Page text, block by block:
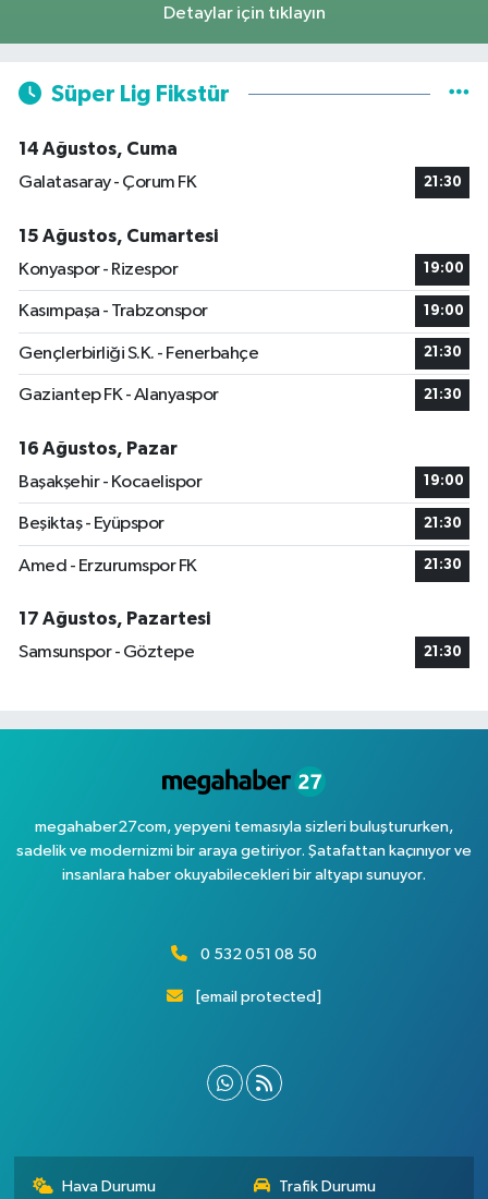
Detaylar için tıklayın
Süper Lig Fikstür
14 Ağustos, Cuma
Galatasaray - Çorum FK
21:30
15 Ağustos, Cumartesi
Konyaspor - Rizespor
19:00
Kasımpaşa - Trabzonspor 19:00
Gençlerbirliği S.K. - Fenerbahçe 21:30
Gaziantep FK - Alanyaspor 21:30
16 Ağustos, Pazar
Başakşehir - Kocaelispor
19:00
Beşiktaş - Eyüpspor 21:30
Amed - Erzurumspor FK 21:30
17 Ağustos, Pazartesi
Samsunspor - Göztepe
21:30
megahaber27com, yepyeni temasıyla sizleri buluştururken,
sadelik ve modernizmi bir araya getiriyor. Şatafattan kaçınıyor ve
insanlara haber okuyabilecekleri bir altyapı sunuyor.
0 532 051 08 50
[email protected]
Hava Durumu Trafik Durumu